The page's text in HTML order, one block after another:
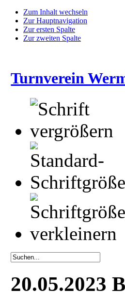
Zum Inhalt wechseln
Zur Hauptnavigation
Zur ersten Spalte
Zur zweiten Spalte
Turnverein
20.05.2023